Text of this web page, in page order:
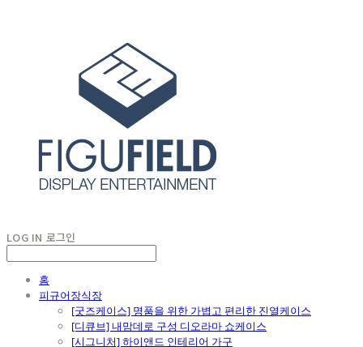
LOG IN 로그인
홈
피규어장식장
[굿즈케이스] 명품을 위한 가볍고 편리한 진열케이스
[디큐브] 내맘데로 구성 디오라마 쇼케이스
[시그니처] 하이앤드 인테리어 가구